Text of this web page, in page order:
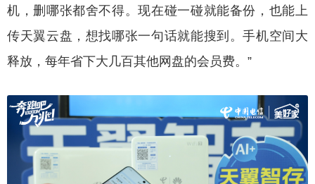
机，删哪张都舍不得。现在碰一碰就能备份，也能上
传天翼云盘，想找哪张一句话就能搜到。手机空间大
释放，每年省下大几百其他网盘的会员费。”